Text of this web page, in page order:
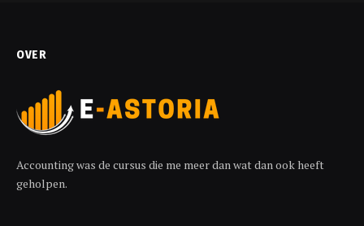
OVER
Accounting was de cursus die me meer dan wat dan ook heeft
geholpen.